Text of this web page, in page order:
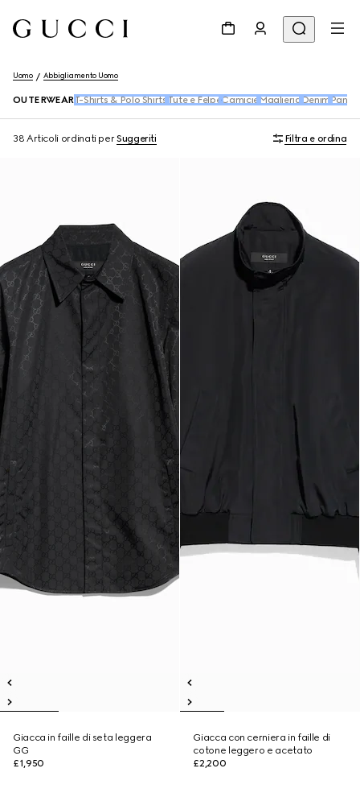
Uomo Abbigliamento Uomo
OUTERWEART-Shirts & Polo Shirts Tute e FelpeCamicie Maglieria Denim
38 Articoli ordinati perSuggeriti Filtra e ordina
Giacca in faille di seta leggera
GG
£1,950
Giacca con cerniera in faille di
cotone leggero e acetato
£2,200